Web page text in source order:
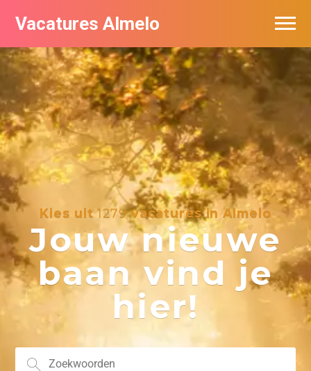
Vacatures Almelo
Kies uit1279vacatures in Almelo
Jouw nieuwe
baan vind je
hier!
Vacatures per bedrijf
De populairste vacatures in Almelo
Nieuwsbrief feed